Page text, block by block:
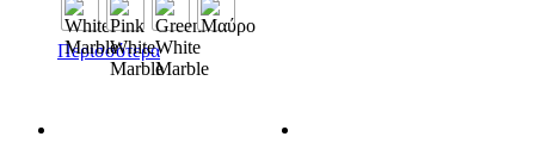
Περισσότερα